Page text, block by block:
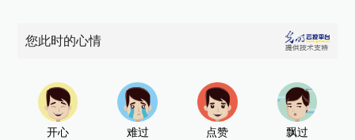
您此时的心情
开心 难过 点赞 飘过